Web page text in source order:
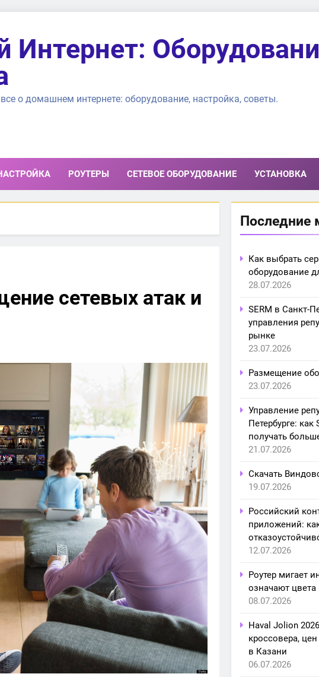
о домашнем интернете: оборудование, настройка, советы.
РОУТЕРЫ СЕТЕВОЕ ОБОРУДОВАНИЕ УСТАНОВКА
сетевых атак и
Последние
Как выбрать
оборудование
28.07.2026
SERM в Санкт-
управления
рынке
23.07.2026
Размещение
23.07.2026
Управление
Петербурге: как
получать
21.07.2026
Скачать
19.07.2026
Российский
приложений:
12.07.2026
Роутер мигает
означают цвета
08.07.2026
Haval Jolion
кроссовера,
в Казани
06.07.2026